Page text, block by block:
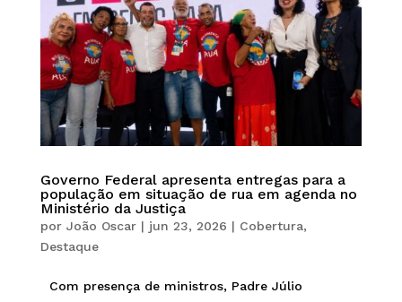
Governo Federal apresenta entregas para a
população em situação de rua em agenda no
Ministério da Justiça
por João Oscar| jun 23, 2026 | Cobertura,
Destaque
Com presença de ministros, Padre Júlio